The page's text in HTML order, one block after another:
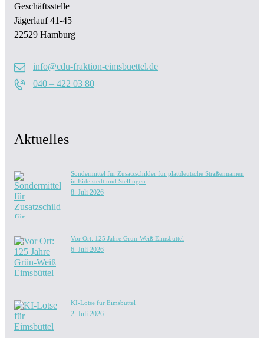
Geschäftsstelle
Jägerlauf 41-45
22529 Hamburg
info@cdu-fraktion-eimsbuettel.de
040 – 422 03 80
Aktuelles
Sondermittel für Zusatzschilder für plattdeutsche Straßennamen
in Eidelstedt und Stellingen
8. Juli 2026
Vor Ort: 125 Jahre Grün-Weiß Eimsbüttel
6. Juli 2026
KI-Lotse für Eimsbüttel
2. Juli 2026